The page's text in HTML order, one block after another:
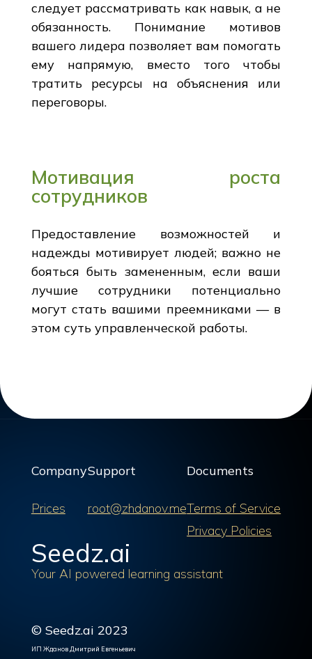
следует рассматривать как навык, а не
обязанность. Понимание мотивов
вашего лидера позволяет вам помогать
ему напрямую, вместо того чтобы
тратить ресурсы на объяснения или
переговоры.
Мотивация роста
сотрудников
Предоставление возможностей и
надежды мотивирует людей; важно не
бояться быть замененным, если ваши
лучшие сотрудники потенциально
могут стать вашими преемниками — в
этом суть управленческой работы.
Company
Prices
Support
root@zhdanov.me
Documents
Terms of Service
Privacy Policies
Seedz.ai
Your AI powered learning assistant
© Seedz.ai 2023
ИП Жданов Дмитрий Евгеньевич